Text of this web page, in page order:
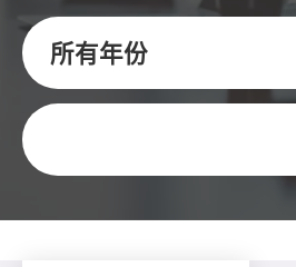
所有年份
关键字